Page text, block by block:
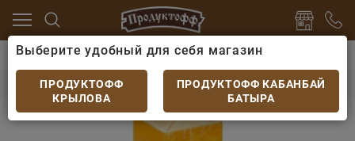
Печенье, пряники, сушки
Крекер Яшкино с
Крекер Яшкино с солью 125гр
Выберите удобный для себя магазин
ПРОДУКТОФФ
КРЫЛОВА
ПРОДУКТОФФ КАБАНБАЙ
БАТЫРА